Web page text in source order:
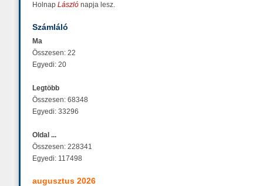
Holnap László napja lesz.
Számláló
Ma
Összesen: 22
Egyedi: 20
Legtöbb
Összesen: 68348
Egyedi: 33296
Oldal ...
Összesen: 228341
Egyedi: 117498
augusztus 2026